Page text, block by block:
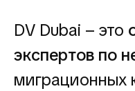
аренды.
строящуюся
недвижимость
DV Dubai – это
экспертов по
миграционных